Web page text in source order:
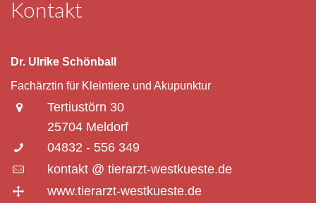
Kontakt
Dr. Ulrike Schönball
Fachärztin für Kleintiere und Akupunktur
Tertiustörn 30
25704 Meldorf
04832 - 556 349
kontakt @ tierarzt-westkueste.de
www.tierarzt-westkueste.de